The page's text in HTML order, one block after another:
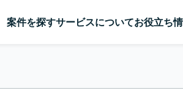
案件を探すサービスについてお役立ち